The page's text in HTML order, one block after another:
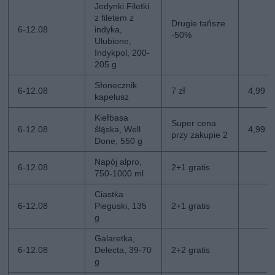
6-12.08
Jedynki Filetki
z filetem z
indyka,
Ulubione,
Indykpol, 200-
205 g
Drugie tańsze
-50%
6-12.08
Słonecznik
kapelusz
7 zł 4,99
6-12.08
Kiełbasa
śląska, Well
Done, 550 g
Super cena
przy zakupie 2
4,99
6-12.08
Napój alpro,
750-1000 ml
2+1 gratis
6-12.08
Ciastka
Pieguski, 135
g
2+1 gratis
6-12.08
Galaretka,
Delecta, 39-70
g
2+2 gratis